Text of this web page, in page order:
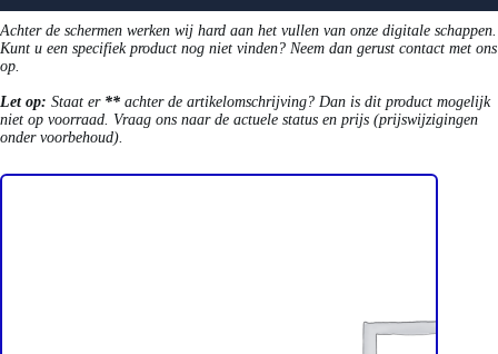
Achter de schermen werken wij hard aan het vullen van onze digitale schappen.
Kunt u een specifiek product nog niet vinden? Neem dan gerust contact met ons
op.
Let op: Staat er ** achter de artikelomschrijving? Dan is dit product mogelijk
niet op voorraad. Vraag ons naar de actuele status en prijs (prijswijzigingen
onder voorbehoud).